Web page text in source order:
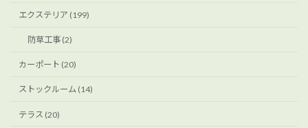
エクステリア (199)
防草工事 (2)
カーポート (20)
ストックルーム (14)
テラス (20)